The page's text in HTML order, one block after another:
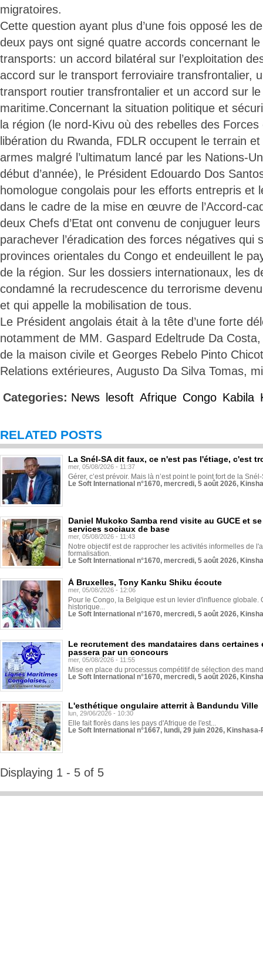
migratoires.
Cette question ayant plus d’une fois opposé les
deux pays ont signé quatre accords concernant
transports: un accord bilatéral sur l’exploitation
accord sur le transport ferroviaire transfrontalier,
transport routier transfrontalier et un accord sur
maritime.Concernant la situation politique et
la région (le nord-Kivu où des rebelles des
libération du Rwanda, FDLR occupent le terrain
armes malgré l’ultimatum lancé par les Nations-
début d’année), le Président Edouardo Dos
homologue congolais pour les efforts entrepris et
dans le cadre de la mise en œuvre de l’Accord-
deux Chefs d’Etat ont convenu de conjuguer
parachever l’éradication des forces négatives qui
provinces orientales du Congo et endeuillent le
de la région. Sur les dossiers internationaux, les
condamné la recrudescence du terrorisme
et qui appelle la mobilisation de tous.
Le Président angolais était à la tête d’une forte
notamment de MM. Gaspard Edeltrude Da
de la maison civile et Georges Rebelo Pinto
Relations extérieures, Augusto Da Silva Tomas,
Categories: News lesoft Afrique Congo Kabila
RELATED POSTS
La Snél-SA dit faux, ce n'est pas l'étiage, c'est
mer, 05/08/2026 - 11:37
Gérer, c’est prévoir. Mais là n’est point le point fort de la
Le Soft International n°1670, mercredi, 5 août 2026,
Daniel Mukoko Samba rend visite au GUCE et
services sociaux de base
mer, 05/08/2026 - 11:43
Notre objectif est de rapprocher les activités informelles de
formalisation.
Le Soft International n°1670, mercredi, 5 août 2026,
À Bruxelles, Tony Kanku Shiku écoute
mer, 05/08/2026 - 12:06
Pour le Congo, la Belgique est un levier d'influence globale.
historique...
Le Soft International n°1670, mercredi, 5 août 2026,
Le recrutement des mandataires dans
passera par un concours
mer, 05/08/2026 - 11:55
Mise en place du processus compétitif de sélection des
Le Soft International n°1670, mercredi, 5 août 2026,
L'esthétique ongulaire atterrit à Bandundu Ville
lun, 29/06/2026 - 10:30
Elle fait florès dans les pays d'Afrique de l'est...
Le Soft International n°1667, lundi, 29 juin 2026,
Displaying 1 - 5 of 5